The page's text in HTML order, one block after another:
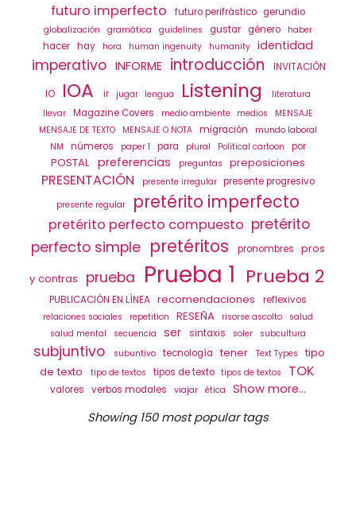
futuro imperfecto futuro perifrástico gerundio
globalización gramática guidelines gustar género haber
hacer hay hora human ingenuity humanity identidad
imperativo INFORME introducción INVITACIÓN
IO IOA ir jugar lengua Listening
literatura
llevar Magazine Covers medio ambiente medios
MENSAJE
MENSAJE DE TEXTO
MENSAJE O NOTA migración
mundo laboral
NM
números paper 1 para plural Political cartoon por
POSTAL preferencias preguntas preposiciones
PRESENTACIÓN presente irregular presente progresivo
presente regular pretérito imperfecto
pretérito perfecto compuesto pretérito
perfecto simple pretéritos pronombres
pros
y contras
prueba Prueba 1 Prueba 2
PUBLICACIÓN EN LÍNEA recomendaciones reflexivos
relaciones sociales repetition RESEÑA risorse ascolto
salud
salud mental
secuencia ser sintaxis soler subcultura
subjuntivo subuntivo tecnología tener Text Types
tipo
de texto
tipo de textos tipos de texto tipos de textos TOK
valores verbos modales viajar ética
Show more...
Showing 150 most popular tags